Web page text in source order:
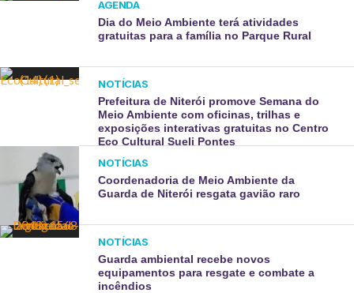
AGENDA
Dia do Meio Ambiente terá atividades
gratuitas para a família no Parque Rural
NOTÍCIAS
Prefeitura de Niterói promove Semana do
Meio Ambiente com oficinas, trilhas e
exposições interativas gratuitas no Centro
Eco Cultural Sueli Pontes
NOTÍCIAS
Coordenadoria de Meio Ambiente da
Guarda de Niterói resgata gavião raro
NOTÍCIAS
Guarda ambiental recebe novos
equipamentos para resgate e combate a
incêndios